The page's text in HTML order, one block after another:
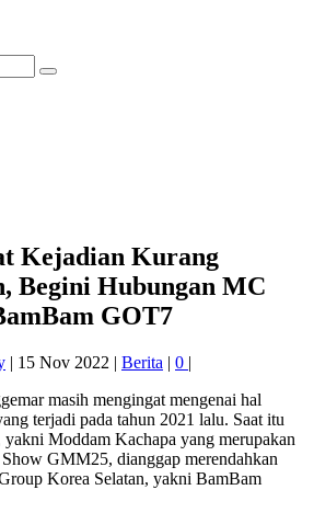
Kejadian Kurang
Begini Hubungan MC
GOT7
| 15 Nov 2022 | Berita | 0 |
masih mengingat mengenai hal
terjadi pada tahun 2021 lalu. Saat itu
Moddam Kachapa yang merupakan
GMM25, dianggap merendahkan
Korea Selatan, yakni BamBam